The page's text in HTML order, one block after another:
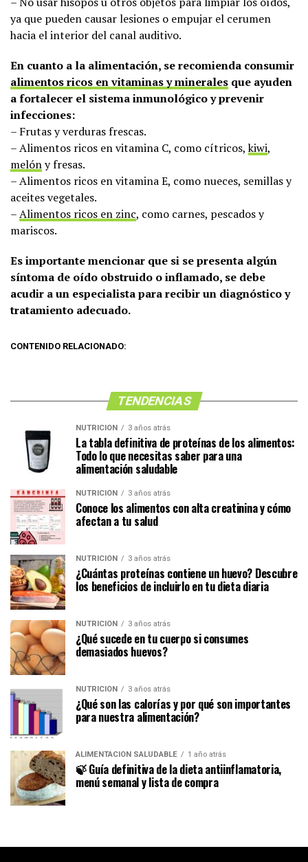
ya que pueden causar lesiones o empujar el cerumen
hacia el interior del canal auditivo.
En cuanto a la alimentación, se recomienda consumir
alimentos ricos en vitaminas y minerales que ayuden
a fortalecer el sistema inmunológico y prevenir
infecciones:
– Frutas y verduras frescas.
– Alimentos ricos en vitamina C, como cítricos,kiwi,
melóny fresas.
– Alimentos ricos en vitamina E, como nueces, semillas y
aceites vegetales.
–Alimentos ricos en zinc, como carnes, pescados y
mariscos.
Es importante mencionar que si se presenta algún
síntoma de oído obstruido o inflamado, se debe
acudir a un especialista para recibir un diagnóstico y
tratamiento adecuado.
CONTENIDO RELACIONADO:
TENDENCIAS
NUTRICIÓN 3 años atrás
La tabla definitiva de proteínas de los alimentos:
Todo lo que necesitas saber para una
alimentación saludable
NUTRICIÓN 3 años atrás
Conoce los alimentos con alta creatinina y cómo
afectan a tu salud
NUTRICIÓN 3 años atrás
¿Cuántas proteínas contiene un huevo? Descubre
los beneficios de incluirlo en tu dieta diaria
NUTRICIÓN 3 años atrás
¿Qué sucede en tu cuerpo si consumes
demasiados huevos?
NUTRICIÓN 3 años atrás
¿Qué son las calorías y por qué son importantes
para nuestra alimentación?
ALIMENTACIÓN SALUDABLE 1 año atrás
🍃 Guía definitiva de la dieta antiinflamatoria,
menú semanal y lista de compra